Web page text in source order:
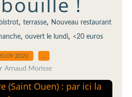
bistrot, terrasse, Nouveau restaurant
, ouvert le lundi, <20 euros
Arnaud Morisse